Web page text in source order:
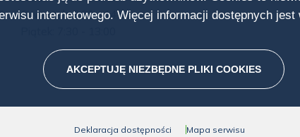
Czwartek: 7:30 - 14:00
Deklaracja dostępności Mapa serwisu
internetowego. Więcej informacji dostępnych jest
AKCEPTUJĘ NIEZBĘDNE PLIKI COOKIES